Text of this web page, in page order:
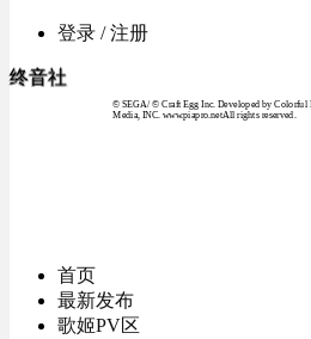
登录 / 注册
终音社
© SEGA / © Craft Egg Inc. Developed by Colorful
Media, INC. www.piapro.netAll rights reserved.
首页
最新发布
歌姬PV区